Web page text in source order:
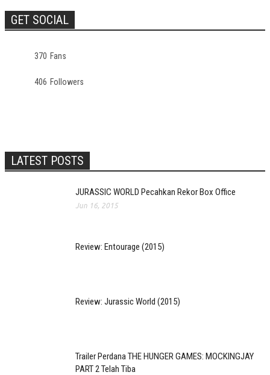
GET SOCIAL
370 Fans
406 Followers
LATEST POSTS
JURASSIC WORLD Pecahkan Rekor Box Office
Jun 16, 2015
Review: Entourage (2015)
Review: Jurassic World (2015)
Trailer Perdana THE HUNGER GAMES: MOCKINGJAY
PART 2 Telah Tiba